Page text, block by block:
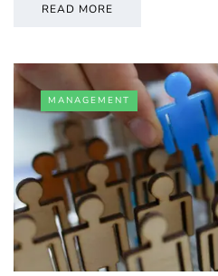
READ MORE
MANAGEMENT